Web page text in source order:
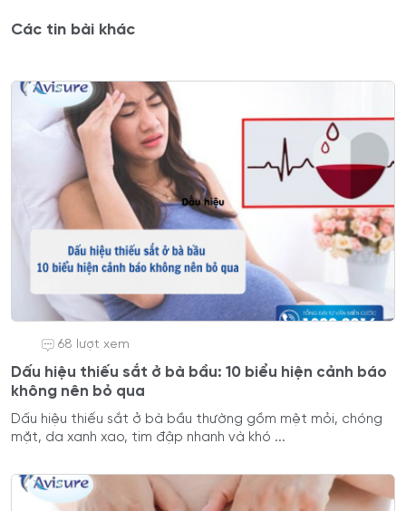
Các tin bài khác
68 lượt xem
Dấu hiệu thiếu sắt ở bà bầu: 10 biểu hiện cảnh báo
không nên bỏ qua
Dấu hiệu thiếu sắt ở bà bầu thường gồm mệt mỏi, chóng
mặt, da xanh xao, tim đập nhanh và khó ...